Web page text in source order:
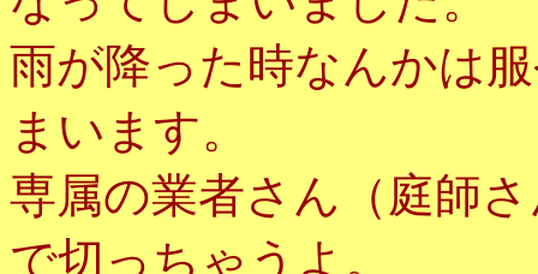
雨が降った時なんかは
まいます。
専属の業者さん（庭師
で切っちゃうよ。